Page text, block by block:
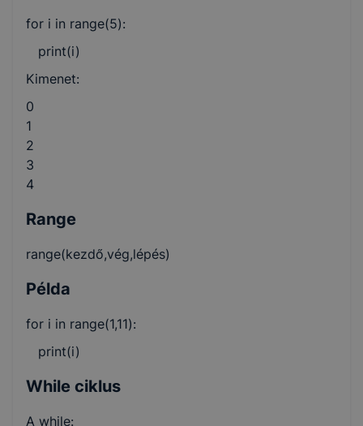
for i in range(5):
print(i)
Kimenet:
0
1
2
3
4
Range
range(kezdő,vég,lépés)
Példa
for i in range(1,11):
print(i)
While ciklus
A while: